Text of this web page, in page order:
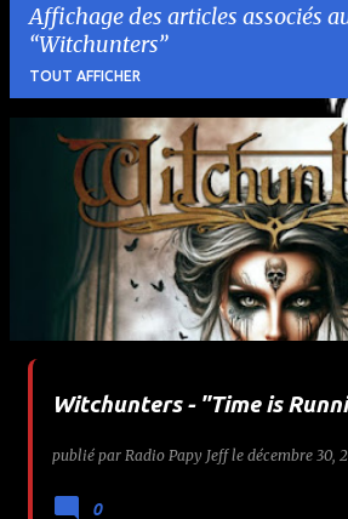
Affichage des articles associés
Witchunters
TOUT AFFICHER
c
Witchunters - "Time is
publié par Radio Papy Jeff le décembre 30,
0